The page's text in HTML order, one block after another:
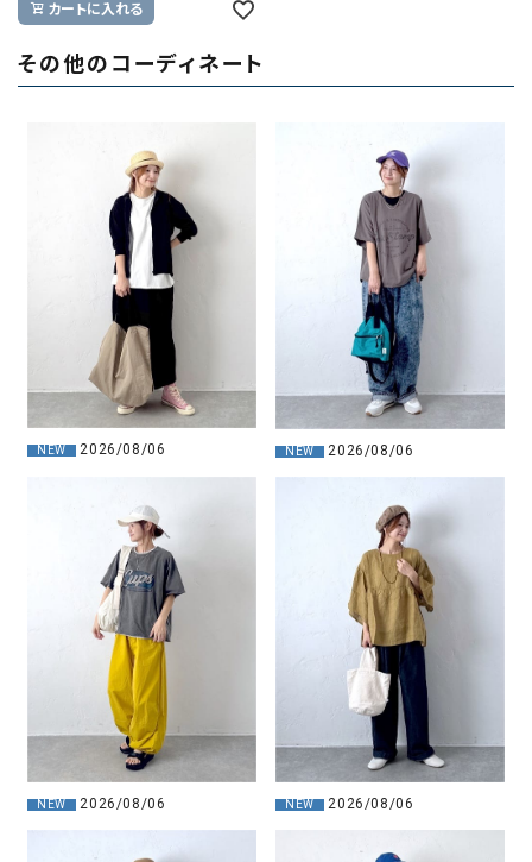
カートに入れる
その他のコーディネート
NEW 2026/08/06 NEW 2026/08/06
NEW 2026/08/06 NEW 2026/08/06